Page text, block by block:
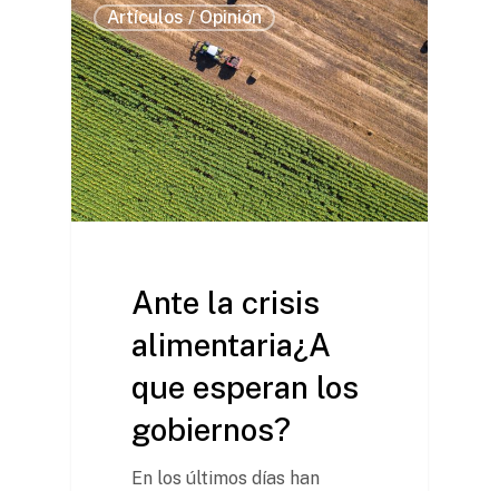
Artículos / Opinión
Ante la crisis
alimentaria¿A
que esperan los
gobiernos?
En los últimos días han